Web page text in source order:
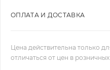
ОПЛАТА И ДОСТАВКА
Цена действительна только
отличаться от цен в